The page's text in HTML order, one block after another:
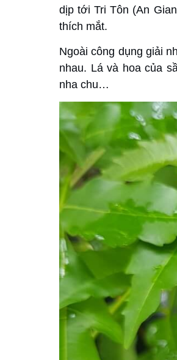
dịp tới Tri Tôn (An
thích mắt.
Ngoài công dụng giải
nhau. Lá và hoa của
nha chu…